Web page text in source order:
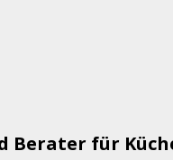
Berater für